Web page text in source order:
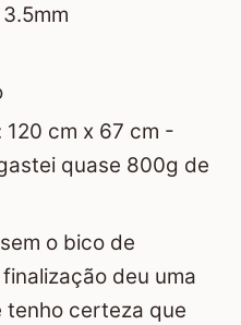
cm x 67 cm -
quase 800g de
o bico de
deu uma
tenho certeza que